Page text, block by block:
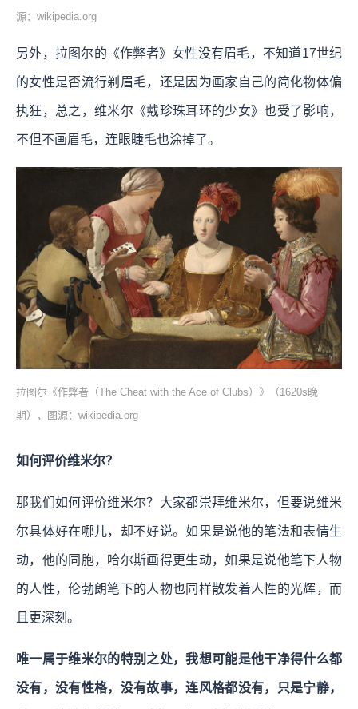
源：wikipedia.org
另外，拉图尔的《作弊者》女性没有眉毛，不知道17世纪
的女性是否流行剃眉毛，还是因为画家自己的简化物体偏
执狂，总之，维米尔《戴珍珠耳环的少女》也受了影响，
不但不画眉毛，连眼睫毛也涂掉了。
拉图尔《作弊者（The Cheat with the Ace of Clubs）》（1620s晚
期），图源：wikipedia.org
如何评价维米尔？
那我们如何评价维米尔？大家都崇拜维米尔，但要说维米
尔具体好在哪儿，却不好说。如果是说他的笔法和表情生
动，他的同胞，哈尔斯画得更生动，如果是说他笔下人物
的人性，伦勃朗笔下的人物也同样散发着人性的光辉，而
且更深刻。
唯一属于维米尔的特别之处，我想可能是他干净得什么都
没有，没有性格，没有故事，连风格都没有，只是宁静，